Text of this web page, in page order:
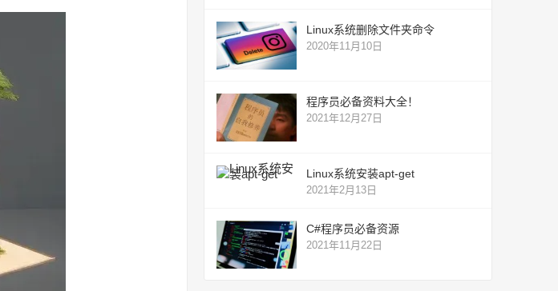
Linux系统删除文件夹命令
2020年11月10日
程序员必备资料大全！
2021年12月27日
Linux系统安装apt-get
2021年2月13日
C#程序员必备资源
2021年11月22日